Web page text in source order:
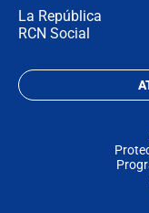
La República
RCN Social